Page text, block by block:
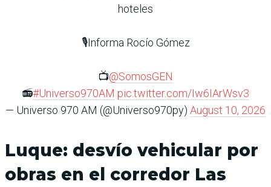
hoteles
🎙️Informa Rocío Gómez
📺@SomosGEN
📻#Universo970AM pic.twitter.com/Iw6IArWsv3
— Universo 970 AM (@Universo970py) August 10, 2026
Luque: desvío vehicular por
obras en el corredor Las